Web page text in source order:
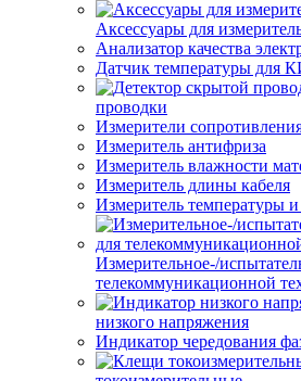
Аксессуары для
Анализатор качества
Датчик температуры для
проводки
Измерители
Измеритель антифриза
Измеритель влажности
Измеритель длины кабеля
Измеритель температуры
Измерительное-/
телекоммуникационной
низкого напряжения
Индикатор чередования